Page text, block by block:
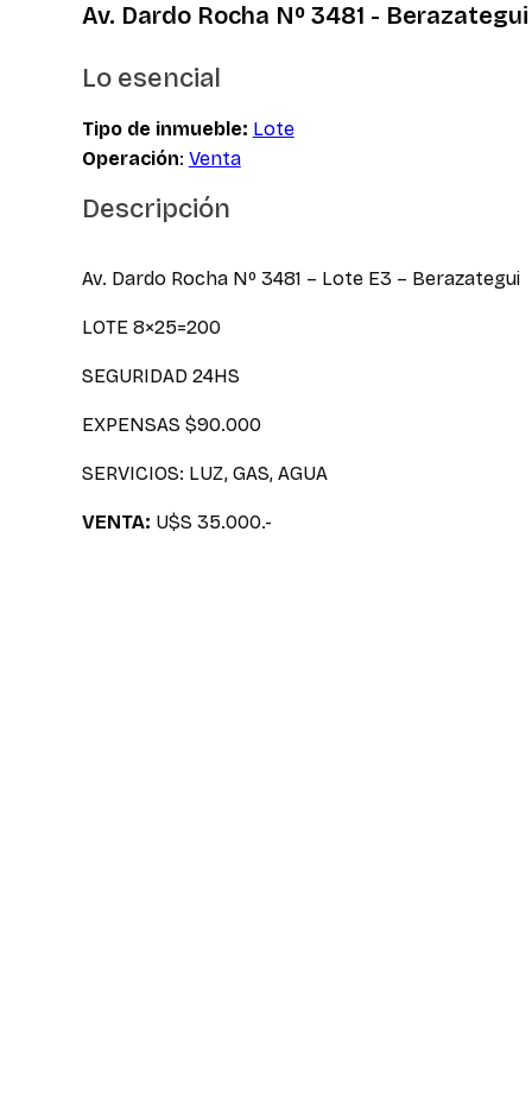
Av. Dardo Rocha Nº 3481 - Berazategui
Lo esencial
Tipo de inmueble: Lote
Operación: Venta
Descripción
Av. Dardo Rocha Nº 3481 – Lote E3 – Berazategui
LOTE 8×25=200
SEGURIDAD 24HS
EXPENSAS $90.000
SERVICIOS: LUZ, GAS, AGUA
VENTA: U$S 35.000.-